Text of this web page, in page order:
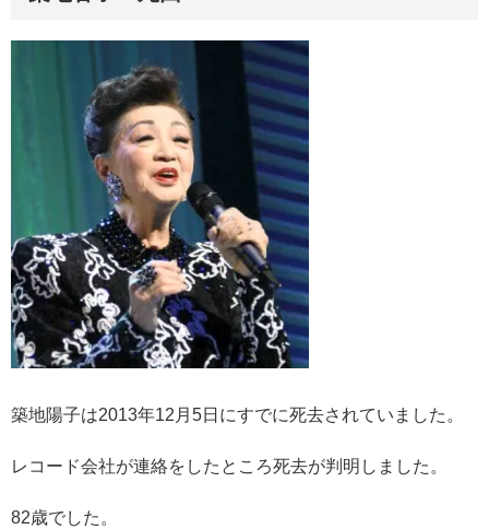
築地陽子は2013年12月5日にすでに死去されていました。
レコード会社が連絡をしたところ死去が判明しました。
82歳でした。